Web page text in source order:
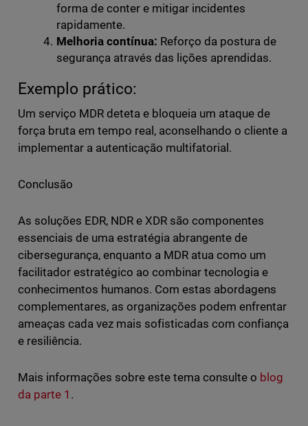
forma de conter e mitigar incidentes
rapidamente.
Melhoria contínua: Reforço da postura de
segurança através das lições aprendidas.
Exemplo prático:
Um serviço MDR deteta e bloqueia um ataque de
força bruta em tempo real, aconselhando o cliente a
implementar a autenticação multifatorial.
Conclusão
As soluções EDR, NDR e XDR são componentes
essenciais de uma estratégia abrangente de
cibersegurança, enquanto a MDR atua como um
facilitador estratégico ao combinar tecnologia e
conhecimentos humanos. Com estas abordagens
complementares, as organizações podem enfrentar
ameaças cada vez mais sofisticadas com confiança
e resiliência.
Mais informações sobre este tema consulte o blog
da parte 1 .